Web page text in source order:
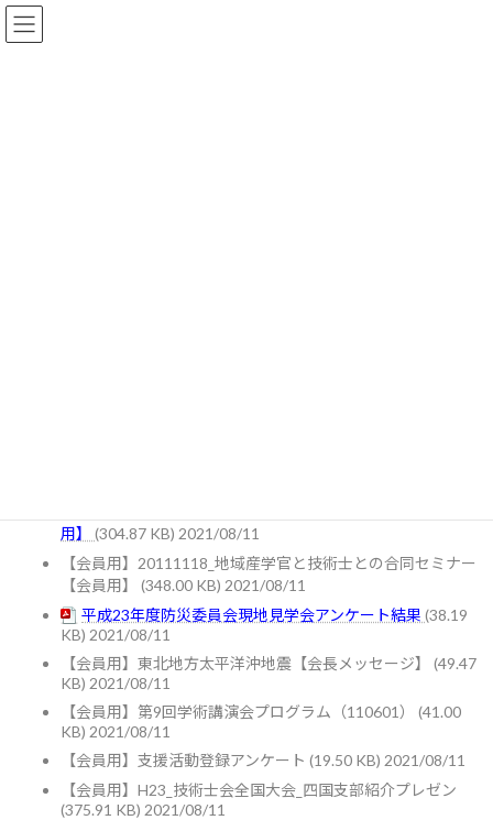
コ
ン
ナ
ビ
用】 (304.87 KB) 2021/08/11
【会員用】20111118_地域産学官と技術士との合同セミナー
【会員用】 (348.00 KB) 2021/08/11
平成23年度防災委員会現地見学会アンケート結果 (38.19
KB) 2021/08/11
【会員用】東北地方太平洋沖地震【会長メッセージ】 (49.47
KB) 2021/08/11
【会員用】第9回学術講演会プログラム（110601） (41.00
KB) 2021/08/11
【会員用】支援活動登録アンケート (19.50 KB) 2021/08/11
【会員用】H23_技術士会全国大会_四国支部紹介プレゼン
(375.91 KB) 2021/08/11